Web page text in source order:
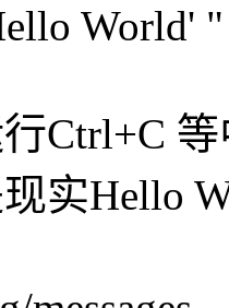
World'
Ctrl+C
实Hello